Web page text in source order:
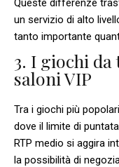
Queste differenze
un servizio di alto
tanto importante
3. I giochi
saloni VIP
Tra i giochi più
dove il limite di
RTP medio si aggira
la possibilità di